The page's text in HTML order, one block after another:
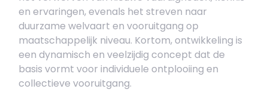
en ervaringen, evenals het streven naar
duurzame welvaart en vooruitgang op
maatschappelijk niveau. Kortom, ontwikkeling is
een dynamisch en veelzijdig concept dat de
basis vormt voor individuele ontplooiing en
collectieve vooruitgang.